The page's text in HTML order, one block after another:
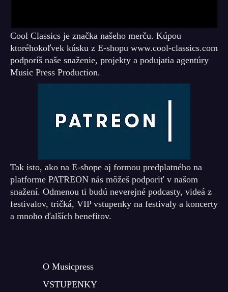
Cool Classics je značka našeho merču. Kúpou
ktoréhokoľvek kúsku z E-shopu www.cool-classics.com
podporíš naše snaženie, projekty a podujatia agentúry
Music Press Production.
Tak isto, ako na E-shope aj formou predplatného na
platforme PATREON nás môžeš podporiť v našom
snažení. Odmenou ti budú neverejné podcasty, videá z
festivalov, tričká, VIP vstupenky na festivaly a koncerty
a mnoho ďalších benefitov.
O Musicpress
VSTUPENKY